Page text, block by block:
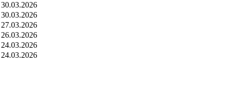
30.03.2026
30.03.2026
27.03.2026
26.03.2026
24.03.2026
24.03.2026